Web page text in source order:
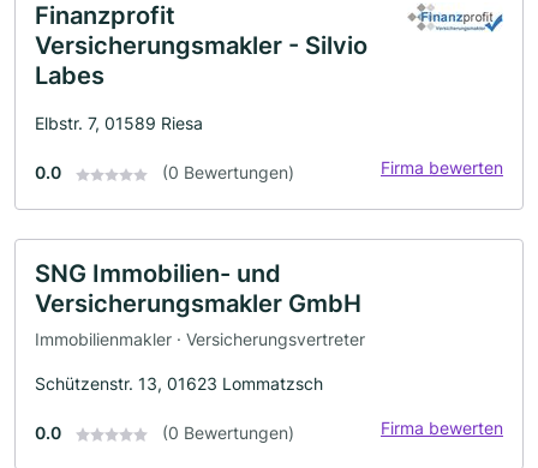
Finanzprofit
Versicherungsmakler - Silvio
Labes
Elbstr. 7, 01589 Riesa
0.0 (0 Bewertungen) Firma bewerten
SNG Immobilien- und
Versicherungsmakler GmbH
Immobilienmakler · Versicherungsvertreter
Schützenstr. 13, 01623 Lommatzsch
0.0 (0 Bewertungen) Firma bewerten